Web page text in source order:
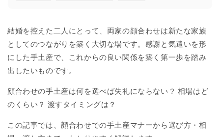
結婚を控えた二人にとって、両家の顔合わせは新たな家族
としてのつながりを築く大切な場です。感謝と気遣いを形
にした手土産で、これからの良い関係を築く第一歩を踏み
出したいものです。
顔合わせの手土産は何を選べば失礼にならない？ 相場はど
のくらい？ 渡すタイミングは？
この記事では、顔合わせでの手土産マナーから選び方・相